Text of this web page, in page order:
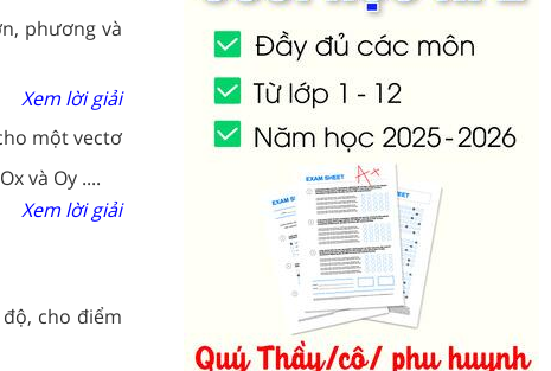
phương và
Xem lời giải
một vectơ
và Oy ....
Xem lời giải
cho điểm